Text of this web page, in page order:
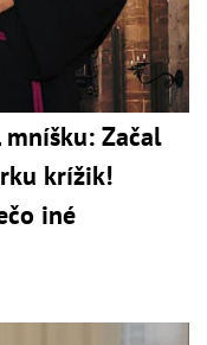
mníšku: Začal
krížik!
iné